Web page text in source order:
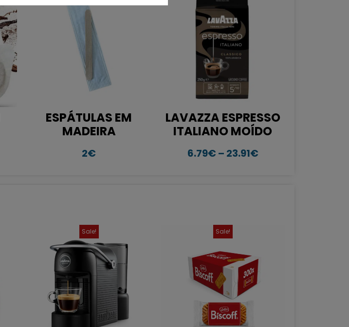
ESPÁTULAS EM
MADEIRA
2€
LAVAZZA ESPRESSO
ITALIANO MOÍDO
6.79€ – 23.91€
Sale! Sale!